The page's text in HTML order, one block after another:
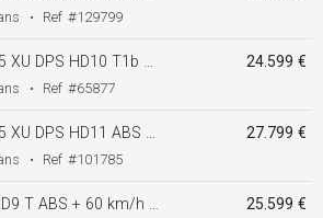
• Ref #129799
24.599 €
HD10 T1b + 60 km/h noir
• Ref #65877
27.799 €
HD11 ABS T + 60 km/h noir
• Ref #101785
25.599 €
T ABS + 60 km/h bleu